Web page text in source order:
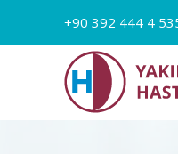
+90 392 444 4